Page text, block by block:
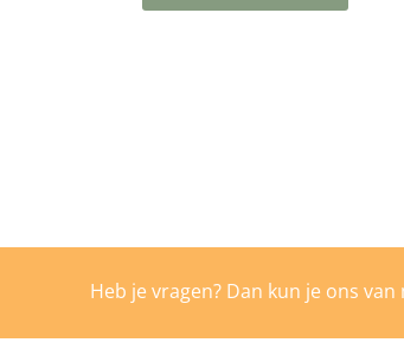
Heb je vragen? Dan kun je ons